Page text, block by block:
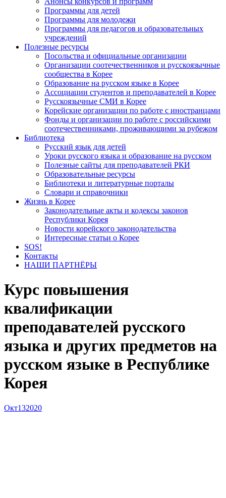
Программы для детей
Программы для молодежи
Программы для педагогов и образовательных
учреждений
Полезные ресурсы
Посольства и официальные организации
Организации соотечественников и русскоязычные
сообщества в Корее
Образование на русском языке в Корее
Ассоциации студентов и преподавателей в Корее
Русскоязычные СМИ в Корее
Корейские организации по работе с иностранцами
Фонды и организации по работе с российскими
соотечественниками, проживающими за рубежом
Библиотека
Русский язык для детей
Уроки русского языка и образование на русском
Полезные сайты для преподавателей РКИ
Образовательные ресурсы
Библиотеки и литературные порталы
Словари и справочники
Жизнь в Корее
Законодательные акты и кодексы законов
Республики Корея
Новости корейского законодательства
Интересные статьи о Корее
SOS!
Контакты
НАШИ ПАРТНЁРЫ
Курс повышения
квалификации
преподавателей русского
языка и других предметов на
русском языке в Республике
Корея
Окт132020